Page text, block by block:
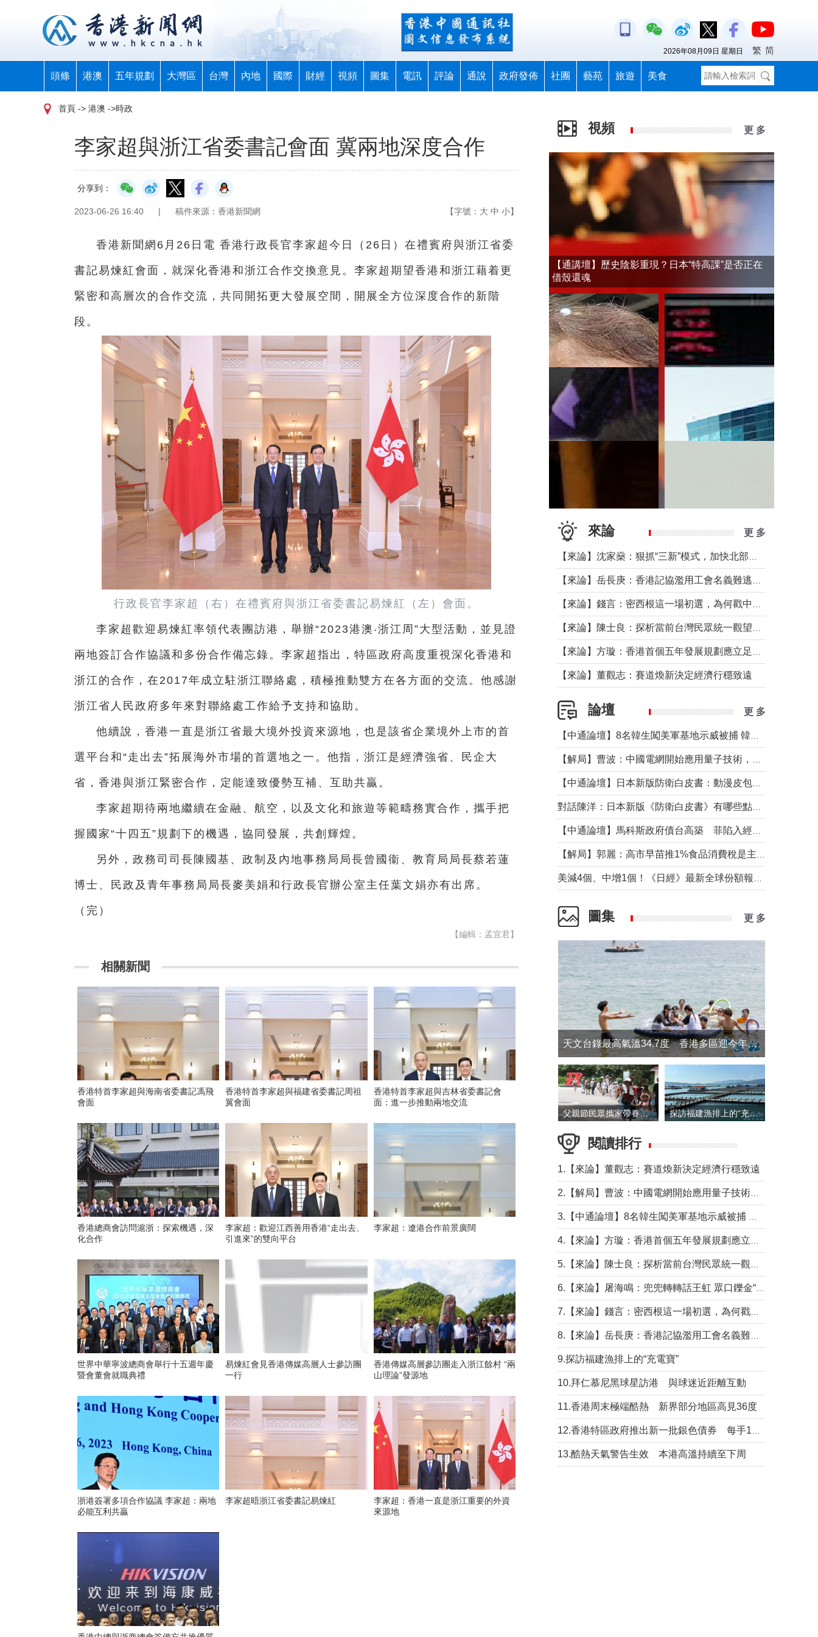
頭條 港澳 五年規劃 大灣區 台灣 內地 國際 財經 視頻 圖集 電訊 評論 通說 政府發佈 社團 藝苑 旅遊 美食
2026年08月09日 星期日 繁 简
首頁 -> 港澳 ->時政
李家超與浙江省委書記會面 冀兩地深度合作
分享到：
2023-06-26 16:40 | 稿件來源：香港新聞網 【字號： 大 中 小】
香港新聞網6月26日電 香港行政長官李家超今日（26日）在禮賓府與浙江省委
書記易煉紅會面，就深化香港和浙江合作交換意見。李家超 期望香港和浙江藉着更
緊密和高層次的合作交流，共同開拓更大發展空間，開展全方位深度合作的新階
段。
行政長官李家超（右）在禮賓府與浙江省委書記易煉紅（左）會面。
李家超歡迎易煉紅率領代表團訪港，舉辦“2023港澳‧浙江周”大型活動，並見證
兩地簽訂合作協議和多份合作備忘錄。 李家超指出，特區政府高度重視深化香港和
浙江的合作，在2017年成立駐浙江聯絡處，積極推動雙方在各方面的交流。他感謝
浙江省人民政府多年來對聯絡處工作給予支持和協助。
他續說，香港一直是浙江省最大境外投資來源地，也是該省企業境外上市的首
選平台和“走出去”拓展海外市場的首選地之一。他指，浙江是經濟強省、民企大
省，香港與浙江緊密合作，定能達致優勢互補、互助共贏。
李家超期待兩地繼續在金融、航空，以及文化和旅遊等範疇務實合作，攜手把
握國家“十四五”規劃下的機遇，協同發展，共創輝煌。
另外，政務司司長陳國基、政制及內地事務局局長曾國衞、教育局局長蔡若蓮
博士、民政及青年事務局局長麥美娟和行政長官辦公室主任葉文娟亦有出席。
（完）
【編輯：孟宜君】
相關新聞
香港特首李家超與海南省委書記馮飛
會面
香港特首李家超與福建省委書記周祖
翼會面
香港特首李家超與吉林省委書記會
面：進一步推動兩地交流
香港總商會訪問滬浙：探索機遇，深
化合作
李家超：歡迎江西善用香港“走出去、
引進來”的雙向平台
李家超：遼港合作前景廣闊
世界中華寧波總商會舉行十五週年慶
暨會董會就職典禮
易煉紅會見香港傳媒高層人士參訪團
一行
香港傳媒高層參訪團走入浙江餘村 “兩
山理論”發源地
浙港簽署多項合作協議 李家超：兩地
必能互利共贏
李家超晤浙江省委書記易煉紅
李家超：香港一直是浙江重要的外資
來源地
視頻 更 多
【通講壇】歷史陰影重現？日本“特高課”是否正在
借殼還魂
來論 更 多
【來論】董觀志：賽道煥新決定經濟行穩致遠
論壇 更 多
圖集 更 多
天文台錄最高氣溫34.7度 香港多區迎今年最熱一天
父親節民眾攜家帶眷出遊 探訪福建漁排上的“充電寶”
閱讀排行
1.【來論】董觀志：賽道煥新決定經濟行穩致遠
9.探訪福建漁排上的“充電寶”
10.拜仁慕尼黑球星訪港 與球迷近距離互動
11.香港周末極端酷熱 新界部分地區高見36度
13.酷熱天氣警告生效 本港高溫持續至下周